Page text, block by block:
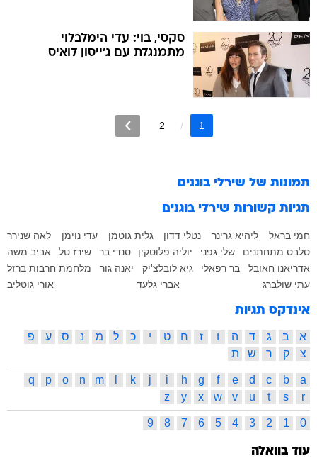
סקסי, בוי: עדי הימלבלוי
מתמנגלת עם ג'ייסון לואיס
1
2
תמונות של שירלי בוגנים
תגיות קשורות שירלי בוגנים
חמי בראל ליהיא גרינר נטלי דדון גלית גוטמן עדי נוימן
לאה שנירר
סלבס מתחתנים
שלי גפני יוליה פלוטקין סנדי בר שירז טל
אביב משה
אדריאנו חאובל
בר רפאלי גיא לובלצ'יק יאנה גור
מלחמת חרבות ברזל
עתי שולברג
אברי גלעד אורי גוטליב
אינדקס תגיות
א ב ג ד ה ו ז ח ט י כ ל מ נ ס ע
פ
צ
ק ר ש ת
a
b
c
d
e
f
g
h
i
j
k
m
n
o
p
q
r
s
t
u
v
w
x
y
z
0
1
2
3
4
5
6
7
8
9
עוד בוואלה